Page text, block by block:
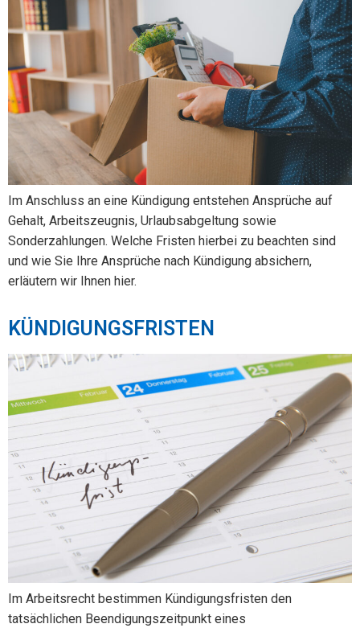
Im Anschluss an eine Kündigung entstehen Ansprüche auf
Gehalt, Arbeitszeugnis, Urlaubsabgeltung sowie
Sonderzahlungen. Welche Fristen hierbei zu beachten sind
und wie Sie Ihre Ansprüche nach Kündigung absichern,
erläutern wir Ihnen hier.
KÜNDIGUNGSFRISTEN
Im Arbeitsrecht bestimmen Kündigungsfristen den
tatsächlichen Beendigungszeitpunkt eines